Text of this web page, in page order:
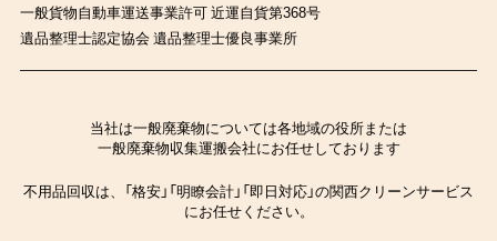
一般貨物自動車運送事業許可 近運自貨第368号
遺品整理士認定協会 遺品整理士優良事業所
当社は一般廃棄物については各地域の役所または
一般廃棄物収集運搬会社にお任せしております
不用品回収は、「格安」「明瞭会計」「即日対応」の関西クリーンサービス
にお任せください。